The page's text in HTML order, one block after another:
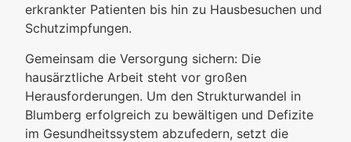
erkrankter Patienten bis hin zu Hausbesuchen und
Schutzimpfungen.
Gemeinsam die Versorgung sichern: Die
hausärztliche Arbeit steht vor großen
Herausforderungen. Um den Strukturwandel in
Blumberg erfolgreich zu bewältigen und Defizite
im Gesundheitssystem abzufedern, setzt die